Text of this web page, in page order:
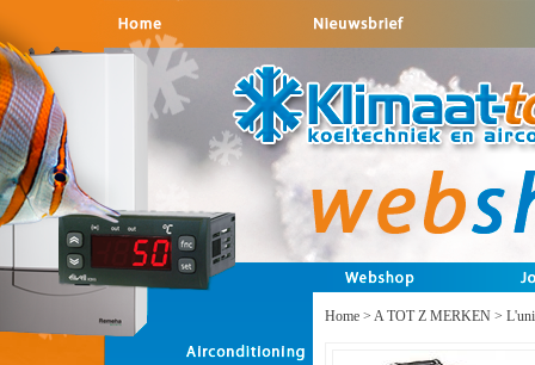
Home > A TOT Z MERKEN >